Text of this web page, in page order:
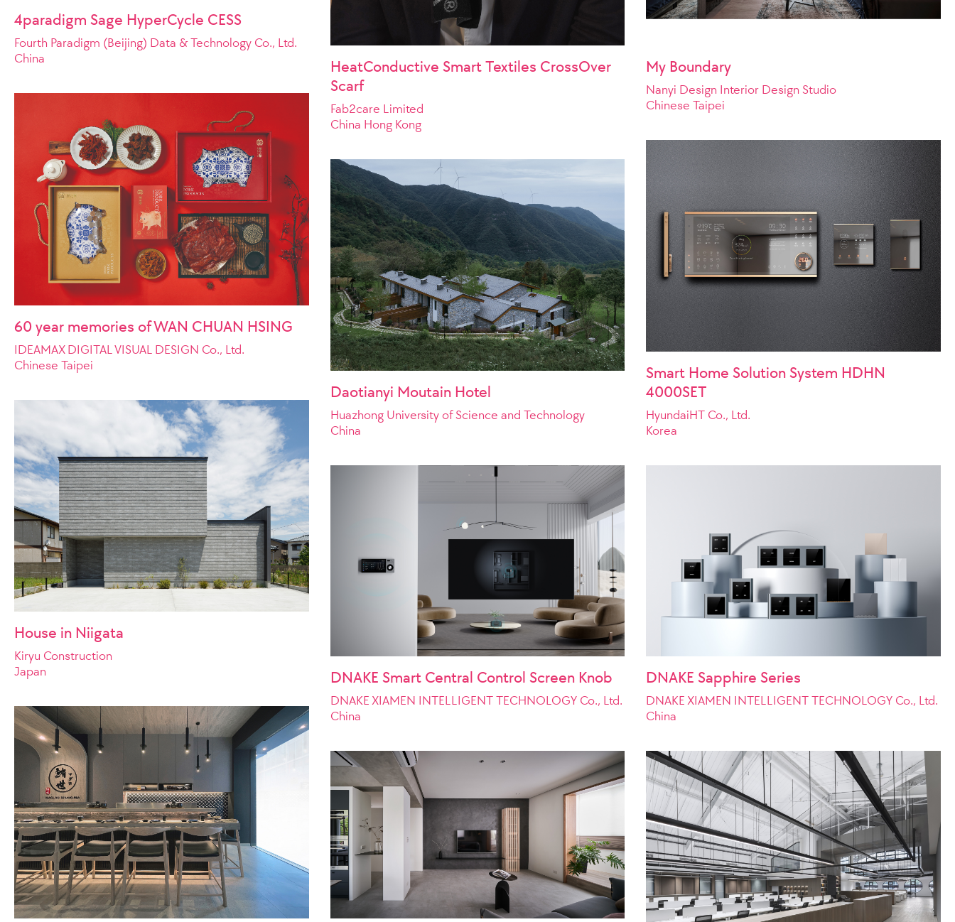
4paradigm Sage HyperCycle CESS
Fourth Paradigm (Beijing) Data & Technology Co., Ltd.
China
HeatConductive Smart Textiles CrossOver
Scarf
Fab2care Limited
China Hong Kong
My Boundary
Nanyi Design Interior Design Studio
Chinese Taipei
60 year memories of WAN CHUAN HSING
IDEAMAX DIGITAL VISUAL DESIGN Co., Ltd.
Chinese Taipei
Smart Home Solution System HDHN
4000SET
HyundaiHT Co., Ltd.
Korea
Daotianyi Moutain Hotel
Huazhong University of Science and Technology
China
House in Niigata
Kiryu Construction
Japan
DNAKE Sapphire Series
DNAKE XIAMEN INTELLIGENT TECHNOLOGY Co., Ltd.
China
DNAKE Smart Central Control Screen Knob
DNAKE XIAMEN INTELLIGENT TECHNOLOGY Co., Ltd.
China